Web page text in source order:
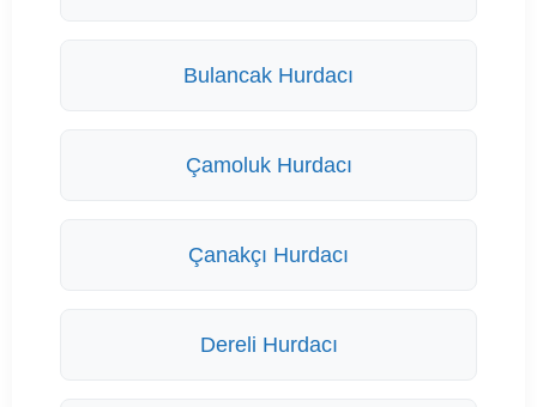
Bulancak Hurdacı
Çamoluk Hurdacı
Çanakçı Hurdacı
Dereli Hurdacı